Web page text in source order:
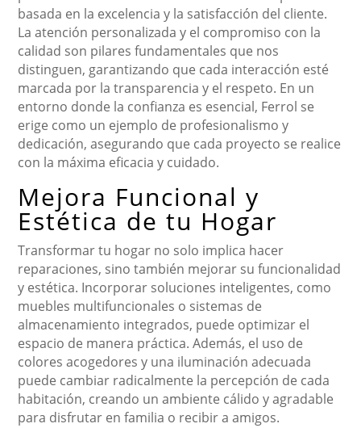
basada en la excelencia y la satisfacción del cliente.
La atención personalizada y el compromiso con la
calidad son pilares fundamentales que nos
distinguen, garantizando que cada interacción esté
marcada por la transparencia y el respeto. En un
entorno donde la confianza es esencial, Ferrol se
erige como un ejemplo de profesionalismo y
dedicación, asegurando que cada proyecto se realice
con la máxima eficacia y cuidado.
Mejora Funcional y
Estética de tu Hogar
Transformar tu hogar no solo implica hacer
reparaciones, sino también mejorar su funcionalidad
y estética. Incorporar soluciones inteligentes, como
muebles multifuncionales o sistemas de
almacenamiento integrados, puede optimizar el
espacio de manera práctica. Además, el uso de
colores acogedores y una iluminación adecuada
puede cambiar radicalmente la percepción de cada
habitación, creando un ambiente cálido y agradable
para disfrutar en familia o recibir a amigos.